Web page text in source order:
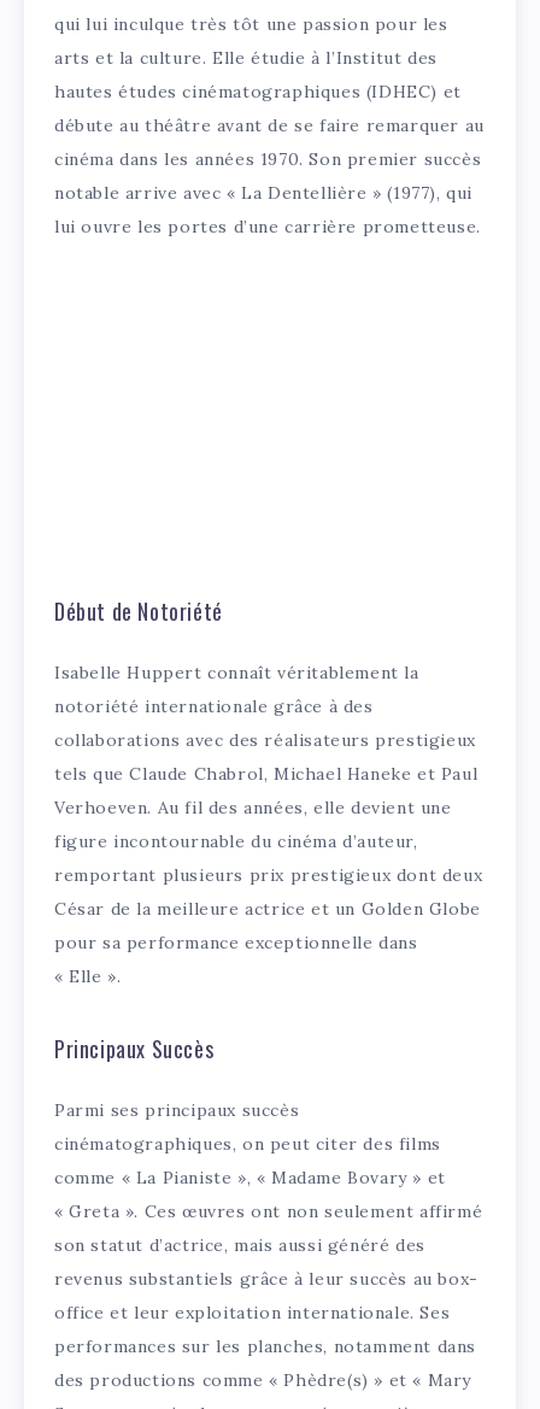
qui lui inculque très tôt une passion pour les
arts et la culture. Elle étudie à l’Institut des
hautes études cinématographiques (IDHEC) et
débute au théâtre avant de se faire remarquer au
cinéma dans les années 1970. Son premier succès
notable arrive avec « La Dentellière » (1977), qui
lui ouvre les portes d’une carrière prometteuse.
Début de Notoriété
Isabelle Huppert connaît véritablement la
notoriété internationale grâce à des
collaborations avec des réalisateurs prestigieux
tels que Claude Chabrol, Michael Haneke et Paul
Verhoeven. Au fil des années, elle devient une
figure incontournable du cinéma d’auteur,
remportant plusieurs prix prestigieux dont deux
César de la meilleure actrice et un Golden Globe
pour sa performance exceptionnelle dans
« Elle ».
Principaux Succès
Parmi ses principaux succès
cinématographiques, on peut citer des films
comme « La Pianiste », « Madame Bovary » et
« Greta ». Ces œuvres ont non seulement affirmé
son statut d’actrice, mais aussi généré des
revenus substantiels grâce à leur succès au box-
office et leur exploitation internationale. Ses
performances sur les planches, notamment dans
des productions comme « Phèdre(s) » et « Mary